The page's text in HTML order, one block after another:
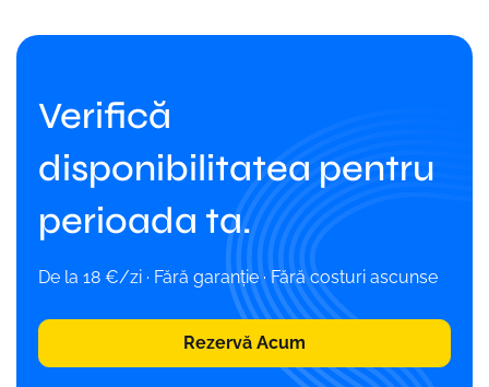
Verifică
disponibilitatea pentru
perioada ta.
De la 18 €/zi · Fără garanție · Fără costuri ascunse
Rezervă Acum